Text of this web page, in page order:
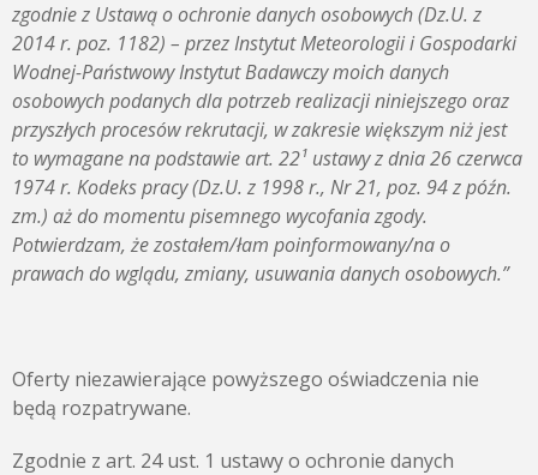
zgodnie z Ustawą o ochronie danych osobowych (Dz.U. z
2014 r. poz. 1182) – przez Instytut Meteorologii i Gospodarki
Wodnej-Państwowy Instytut Badawczy moich danych
osobowych podanych dla potrzeb realizacji niniejszego oraz
przyszłych procesów rekrutacji, w zakresie większym niż jest
to wymagane na podstawie art. 22¹ ustawy z dnia 26 czerwca
1974 r. Kodeks pracy (Dz.U. z 1998 r., Nr 21, poz. 94 z późn.
zm.) aż do momentu pisemnego wycofania zgody.
Potwierdzam, że zostałem/łam poinformowany/na o
prawach do wglądu, zmiany, usuwania danych osobowych.”
Oferty niezawierające powyższego oświadczenia nie
będą rozpatrywane.
Zgodnie z art. 24 ust. 1 ustawy o ochronie danych